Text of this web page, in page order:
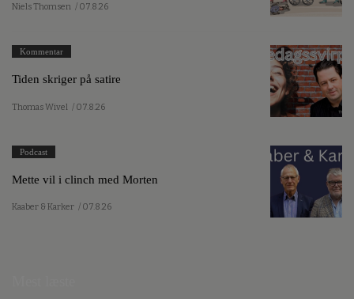
Niels Thomsen / 07.8.26
Kommentar
Tiden skriger på satire
Thomas Wivel / 07.8.26
Podcast
Mette vil i clinch med Morten
Kaaber & Karker / 07.8.26